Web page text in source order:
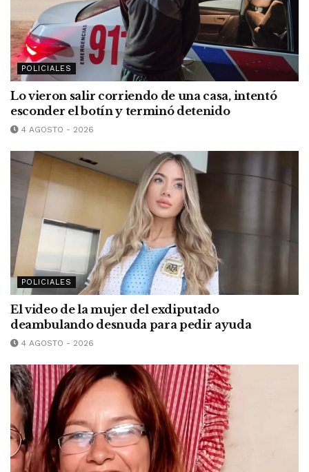
POLICIALES
Lo vieron salir corriendo de una casa, intentó
esconder el botín y terminó detenido
4 AGOSTO - 2026
POLICIALES
El video de la mujer del exdiputado
deambulando desnuda para pedir ayuda
4 AGOSTO - 2026